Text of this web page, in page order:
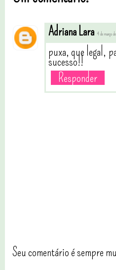
Adriana Lara 4 de março
puxa, que legal,
sucesso!!
Responder
Seu comentário é sempre